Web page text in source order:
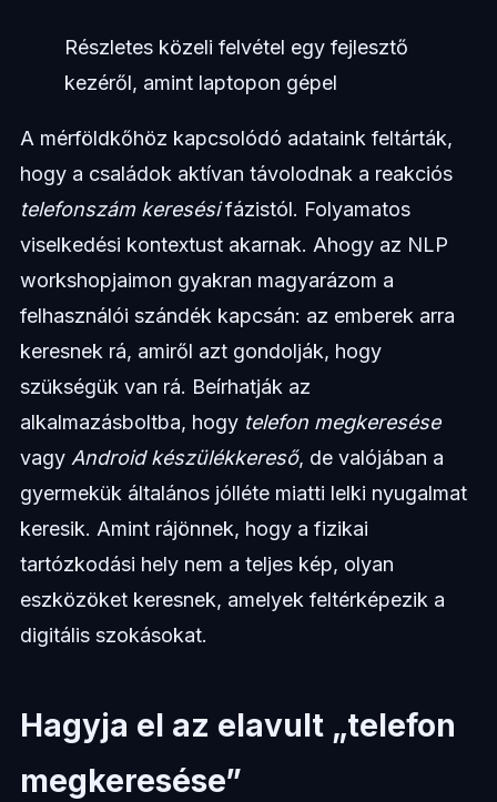
Részletes közeli felvétel egy fejlesztő
kezéről, amint laptopon gépel
A mérföldkőhöz kapcsolódó adataink feltárták,
hogy a családok aktívan távolodnak a reakciós
telefonszám keresésifázistól. Folyamatos
viselkedési kontextust akarnak. Ahogy az NLP
workshopjaimon gyakran magyarázom a
felhasználói szándék kapcsán: az emberek arra
keresnek rá, amiről azt gondolják, hogy
szükségük van rá. Beírhatják az
alkalmazásboltba, hogy telefon megkeresése
vagy Android készülékkereső, de valójában a
gyermekük általános jólléte miatti lelki nyugalmat
keresik. Amint rájönnek, hogy a fizikai
tartózkodási hely nem a teljes kép, olyan
eszközöket keresnek, amelyek feltérképezik a
digitális szokásokat.
Hagyja el az elavult „telefon
megkeresése”